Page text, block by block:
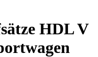
HDL V